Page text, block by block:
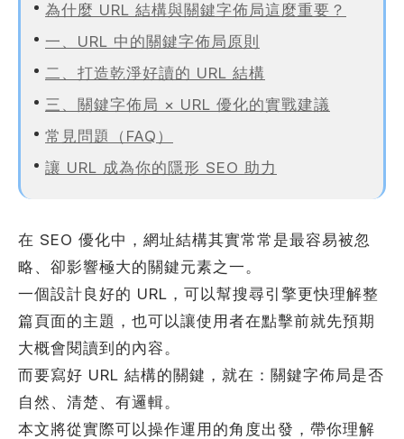
為什麼 URL 結構與關鍵字佈局這麼重要？
一、URL 中的關鍵字佈局原則
二、打造乾淨好讀的 URL 結構
三、關鍵字佈局 × URL 優化的實戰建議
常見問題（FAQ）
讓 URL 成為你的隱形 SEO 助力
在 SEO 優化中，網址結構其實常常是最容易被忽
略、卻影響極大的關鍵元素之一。
一個設計良好的 URL，可以幫搜尋引擎更快理解整
篇頁面的主題，也可以讓使用者在點擊前就先預期
大概會閱讀到的內容。
而要寫好 URL 結構的關鍵，就在：關鍵字佈局是否
自然、清楚、有邏輯。
本文將從實際可以操作運用的角度出發，帶你理解
電話
類型 ※
網址
得知本網站※
需求主題(可複選)
旅宿網站設計
網站設計
化網站設計
網站設計